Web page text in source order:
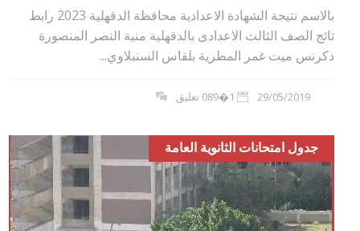
بالاسم نتيجة الشهادة الاعدادية محافظة الدقهلية 2023 رابط
تائج الصف الثالث الاعدادى بالدقهلية منية النصر المنصورة
دكرنس ميت غمر المطرية بلقاس السنبلاوي...
29/05/2019 1�089 تعليق
جدول امتحانات الثانوية العامة